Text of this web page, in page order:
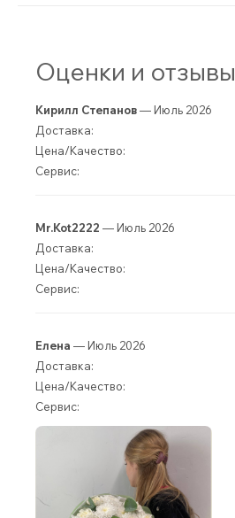
Оценки и отзывы
Кирилл Степанов— Июль 2026
Доставка:
Цена/Качество:
Сервис:
Mr.Kot2222 — Июль 2026
Доставка:
Цена/Качество:
Сервис:
Елена — Июль 2026
Доставка:
Цена/Качество:
Сервис: